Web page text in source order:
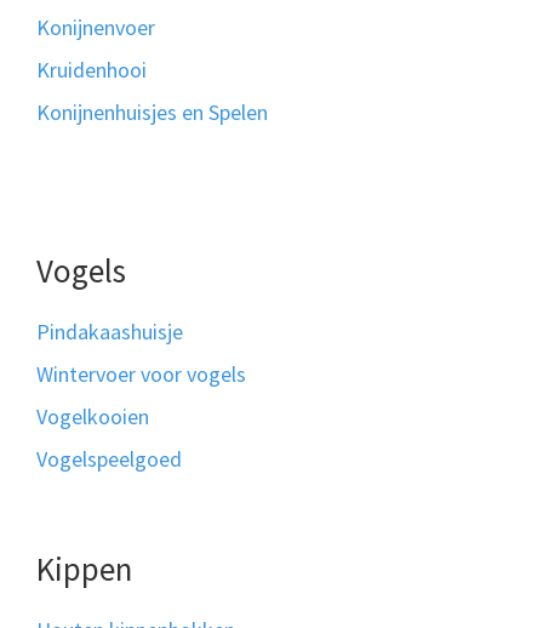
Konijnenvoer
Kruidenhooi
Konijnenhuisjes en Spelen
Vogels
Pindakaashuisje
Wintervoer voor vogels
Vogelkooien
Vogelspeelgoed
Kippen